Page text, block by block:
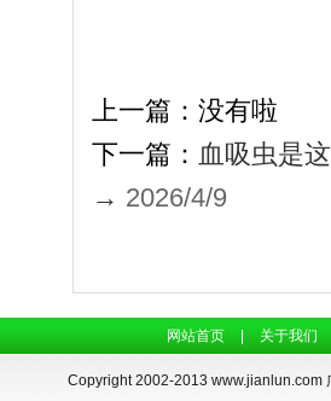
上一篇：没有啦
下一篇： 血吸虫是
→ 2026/4/9
网站首页 关于我们
Copyright 2002-2013 www.jianlun.com